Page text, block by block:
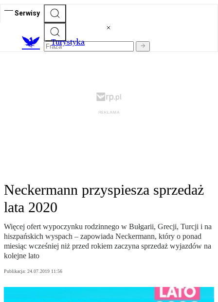
Serwisy
Turystyka
Neckermann przyspiesza sprzedaż
lata 2020
Więcej ofert wypoczynku rodzinnego w Bułgarii, Grecji, Turcji i na
hiszpańskich wyspach – zapowiada Neckermann, który o ponad
miesiąc wcześniej niż przed rokiem zaczyna sprzedaż wyjazdów na
kolejne lato
Publikacja: 24.07.2019 11:56